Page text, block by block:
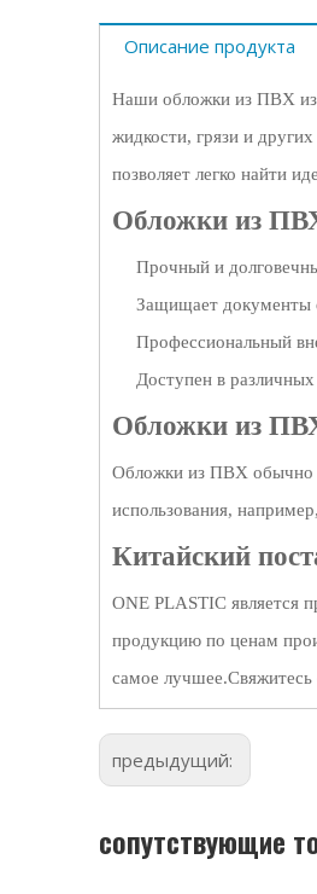
Описание продукта
Наши обложки из ПВХ
жидкости, грязи и
позволяет легко найти
Обложки из
Прочный и
Защищает документы
Профессиональный
Доступен в
Обложки из
Обложки из ПВХ обычно
использования,
Китайский
ONE PLASTIC является
продукцию по ценам
самое лучшее.Свяжитесь
предыдущий:
сопутствующие